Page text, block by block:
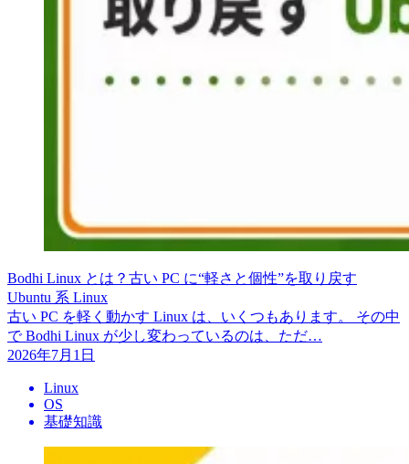
Bodhi Linux とは？古い PC に“軽さと個性”を取り戻す
Ubuntu 系 Linux
古い PC を軽く動かす Linux は、いくつもあります。 その中
で Bodhi Linux が少し変わっているのは、ただ…
2026年7月1日
Linux
OS
基礎知識